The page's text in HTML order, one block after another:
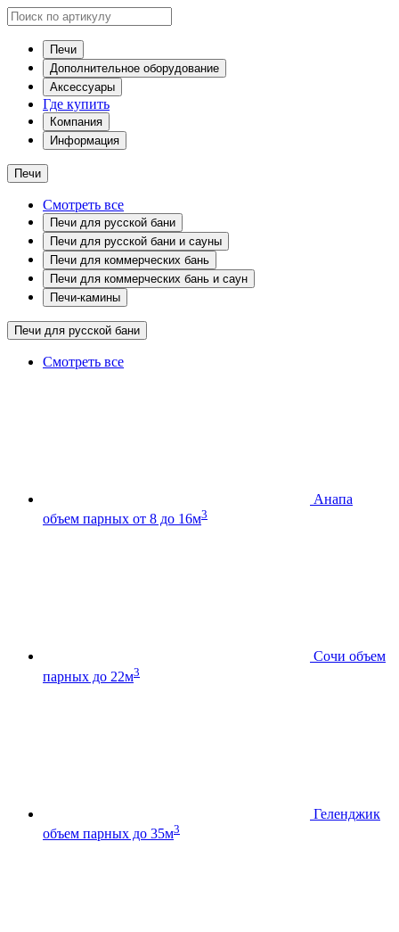
Печи
Дополнительное оборудование
Аксессуары
Где купить
Компания
Информация
Печи
Смотреть все
Печи для русской бани
Печи для русской бани и сауны
Печи для коммерческих бань
Печи для коммерческих бань и саун
Печи-камины
Печи для русской бани
Смотреть все
Анапа
объем парных от 8 до 16м3
Сочи объем
парных до 22м3
Геленджик
объем парных до 35м3